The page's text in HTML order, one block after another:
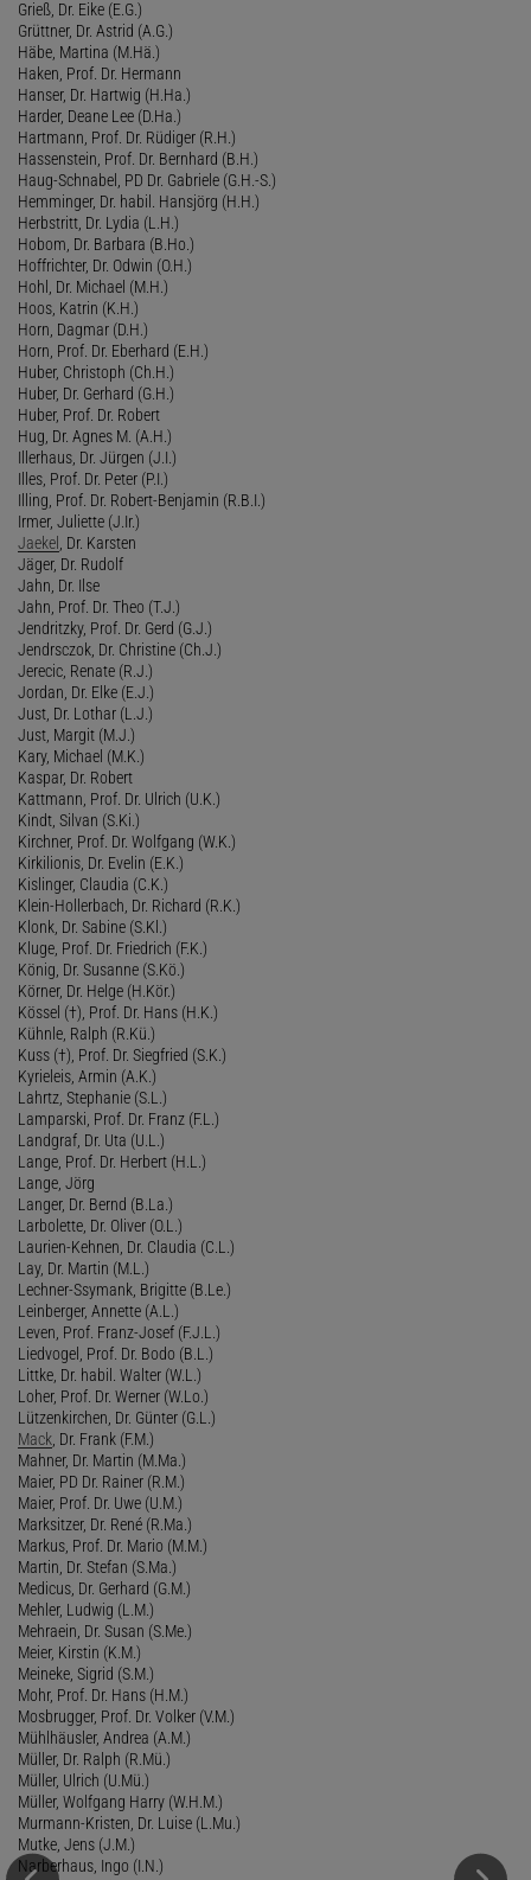
Grieß, Dr. Eike (E.G.)
Grüttner, Dr. Astrid (A.G.)
Häbe, Martina (M.Hä.)
Haken, Prof. Dr. Hermann
Hanser, Dr. Hartwig (H.Ha.)
Harder, Deane Lee (D.Ha.)
Hartmann, Prof. Dr. Rüdiger (R.H.)
Hassenstein, Prof. Dr. Bernhard (B.H.)
Haug-Schnabel, PD Dr. Gabriele (G.H.-S.)
Hemminger, Dr. habil. Hansjörg (H.H.)
Herbstritt, Dr. Lydia (L.H.)
Hobom, Dr. Barbara (B.Ho.)
Hoffrichter, Dr. Odwin (O.H.)
Hohl, Dr. Michael (M.H.)
Hoos, Katrin (K.H.)
Horn, Dagmar (D.H.)
Horn, Prof. Dr. Eberhard (E.H.)
Huber, Christoph (Ch.H.)
Huber, Dr. Gerhard (G.H.)
Huber, Prof. Dr. Robert
Hug, Dr. Agnes M. (A.H.)
Illerhaus, Dr. Jürgen (J.I.)
Illes, Prof. Dr. Peter (P.I.)
Illing, Prof. Dr. Robert-Benjamin (R.B.I.)
Irmer, Juliette (J.Ir.)
Jaekel , Dr. Karsten
Jäger, Dr. Rudolf
Jahn, Dr. Ilse
Jahn, Prof. Dr. Theo (T.J.)
Jendritzky, Prof. Dr. Gerd (G.J.)
Jendrsczok, Dr. Christine (Ch.J.)
Jerecic, Renate (R.J.)
Jordan, Dr. Elke (E.J.)
Just, Dr. Lothar (L.J.)
Just, Margit (M.J.)
Kary, Michael (M.K.)
Kaspar, Dr. Robert
Kattmann, Prof. Dr. Ulrich (U.K.)
Kindt, Silvan (S.Ki.)
Kirchner, Prof. Dr. Wolfgang (W.K.)
Kirkilionis, Dr. Evelin (E.K.)
Kislinger, Claudia (C.K.)
Klein-Hollerbach, Dr. Richard (R.K.)
Klonk, Dr. Sabine (S.Kl.)
Kluge, Prof. Dr. Friedrich (F.K.)
König, Dr. Susanne (S.Kö.)
Körner, Dr. Helge (H.Kör.)
Kössel (†), Prof. Dr. Hans (H.K.)
Kühnle, Ralph (R.Kü.)
Kuss (†), Prof. Dr. Siegfried (S.K.)
Kyrieleis, Armin (A.K.)
Lahrtz, Stephanie (S.L.)
Lamparski, Prof. Dr. Franz (F.L.)
Landgraf, Dr. Uta (U.L.)
Lange, Prof. Dr. Herbert (H.L.)
Lange, Jörg
Langer, Dr. Bernd (B.La.)
Larbolette, Dr. Oliver (O.L.)
Laurien-Kehnen, Dr. Claudia (C.L.)
Lay, Dr. Martin (M.L.)
Lechner-Ssymank, Brigitte (B.Le.)
Leinberger, Annette (A.L.)
Leven, Prof. Franz-Josef (F.J.L.)
Liedvogel, Prof. Dr. Bodo (B.L.)
Littke, Dr. habil. Walter (W.L.)
Loher, Prof. Dr. Werner (W.Lo.)
Lützenkirchen, Dr. Günter (G.L.)
Mack , Dr. Frank (F.M.)
Mahner, Dr. Martin (M.Ma.)
Maier, PD Dr. Rainer (R.M.)
Maier, Prof. Dr. Uwe (U.M.)
Marksitzer, Dr. René (R.Ma.)
Markus, Prof. Dr. Mario (M.M.)
Martin, Dr. Stefan (S.Ma.)
Medicus, Dr. Gerhard (G.M.)
Mehler, Ludwig (L.M.)
Mehraein, Dr. Susan (S.Me.)
Meier, Kirstin (K.M.)
Meineke, Sigrid (S.M.)
Mohr, Prof. Dr. Hans (H.M.)
Mosbrugger, Prof. Dr. Volker (V.M.)
Mühlhäusler, Andrea (A.M.)
Müller, Dr. Ralph (R.Mü.)
Müller, Ulrich (U.Mü.)
Müller, Wolfgang Harry (W.H.M.)
Murmann-Kristen, Dr. Luise (L.Mu.)
Mutke, Jens (J.M.)
Narberhaus, Ingo (I.N.)